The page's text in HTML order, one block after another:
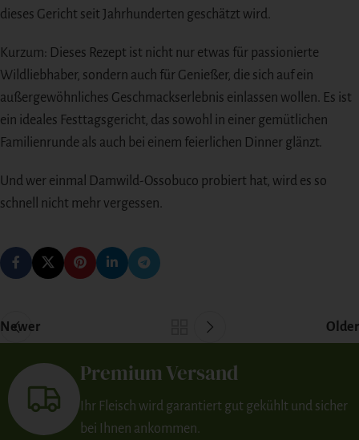
dieses Gericht seit Jahrhunderten geschätzt wird.
Kurzum: Dieses Rezept ist nicht nur etwas für passionierte
Wildliebhaber, sondern auch für Genießer, die sich auf ein
außergewöhnliches Geschmackserlebnis einlassen wollen. Es ist
ein ideales Festtagsgericht, das sowohl in einer gemütlichen
Familienrunde als auch bei einem feierlichen Dinner glänzt.
Und wer einmal Damwild-Ossobuco probiert hat, wird es so
schnell nicht mehr vergessen.
Newer Older
Premium Versand
Ihr Fleisch wird garantiert gut gekühlt und sicher
bei Ihnen ankommen.